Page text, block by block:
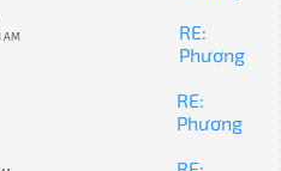
AM
RE:
Phương
RE:
Phương